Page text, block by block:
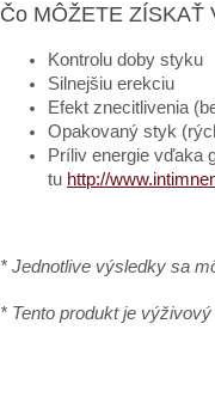
Čo MÔŽETE ZÍSKAŤ
Kontrolu doby styku
Silnejšiu erekciu
Efekt znecitlivenia
Opakovaný styk
Príliv energie vďaka
tu http://
* Jednotlive výsledky sa
* Tento produkt je výživový